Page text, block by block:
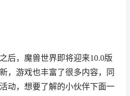
后，魔兽世界即将迎来10.0版
，游戏也丰富了很多内容，同
动，想要了解的小伙伴下面一